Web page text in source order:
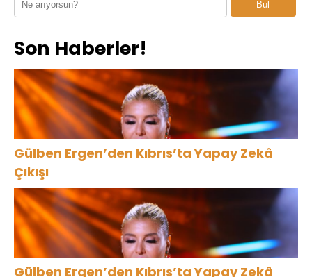
Tatil Yaşadı
YOLDA!
Bul
Son Haberler!
Gülben Ergen’den Kıbrıs’ta Yapay Zekâ
Çıkışı
Gülben Ergen’den Kıbrıs’ta Yapay Zekâ